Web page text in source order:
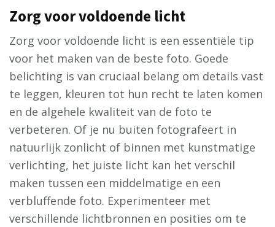
Zorg voor voldoende licht
Zorg voor voldoende licht is een essentiële tip
voor het maken van de beste foto. Goede
belichting is van cruciaal belang om details vast
te leggen, kleuren tot hun recht te laten komen
en de algehele kwaliteit van de foto te
verbeteren. Of je nu buiten fotografeert in
natuurlijk zonlicht of binnen met kunstmatige
verlichting, het juiste licht kan het verschil
maken tussen een middelmatige en een
verbluffende foto. Experimenteer met
verschillende lichtbronnen en posities om te